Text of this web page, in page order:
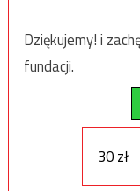
Dziękujemy! i
fundacji.
30 zł